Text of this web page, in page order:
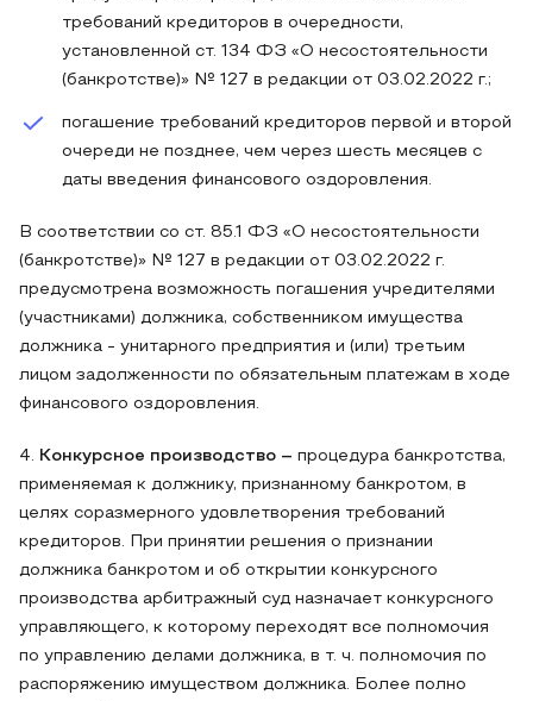
требований кредиторов в очередности,
установленной ст. 134 ФЗ «О несостоятельности
(банкротстве)» № 127 в редакции от 03.02.2022 г.;
погашение требований кредиторов первой и второй
очереди не позднее, чем через шесть месяцев с
даты введения финансового оздоровления.
В соответствии со ст. 85.1 ФЗ «О несостоятельности
(банкротстве)» № 127 в редакции от 03.02.2022 г.
предусмотрена возможность погашения учредителями
(участниками) должника, собственником имущества
должника - унитарного предприятия и (или) третьим
лицом задолженности по обязательным платежам в ходе
финансового оздоровления.
4. Конкурсное производство – процедура банкротства,
применяемая к должнику, признанному банкротом, в
целях соразмерного удовлетворения требований
кредиторов. При принятии решения о признании
должника банкротом и об открытии конкурсного
производства арбитражный суд назначает конкурсного
управляющего, к которому переходят все полномочия
по управлению делами должника, в т. ч. полномочия по
распоряжению имуществом должника. Более полно